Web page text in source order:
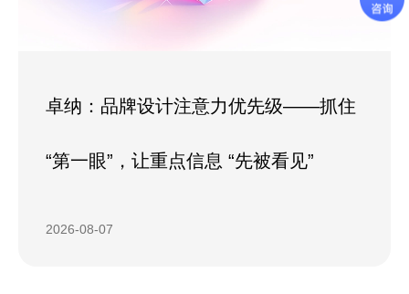
卓纳：品牌设计注意力优先级——抓住
“第一眼”，让重点信息 “先被看见”
2026-08-07